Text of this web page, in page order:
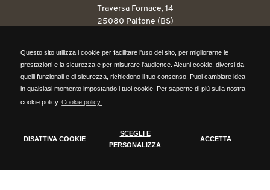
Questo sito utilizza i cookie per facilitare l'uso del sito, per migliorarne le
prestazioni e la sicurezza e per misurare l'audience. Alcuni cookie, diversi da
quelli funzionali e di sicurezza, richiedono il tuo consenso. Puoi cambiare idea
in qualsiasi momento impostando i tuoi cookie. Per saperne di più sulla nostra
DISATTIVA COOKIE SCEGLI COOKIE ACCETTA
Tecnici
Questo sito utilizza i cookie per facilitare l'uso del sito, per migliorarne le
prestazioni e la sicurezza e per misurare l'audience. Alcuni cookie, diversi da
quelli funzionali e di sicurezza, richiedono il tuo consenso. Puoi cambiare idea
in qualsiasi momento impostando i tuoi cookie. Per saperne di più sulla nostra
cookie policy Cookie policy.
DISATTIVA COOKIE
SCEGLI E
PERSONALIZZA
ACCETTA
Tecnici
Traversa Fornace, 14
25080 Paitone (BS)